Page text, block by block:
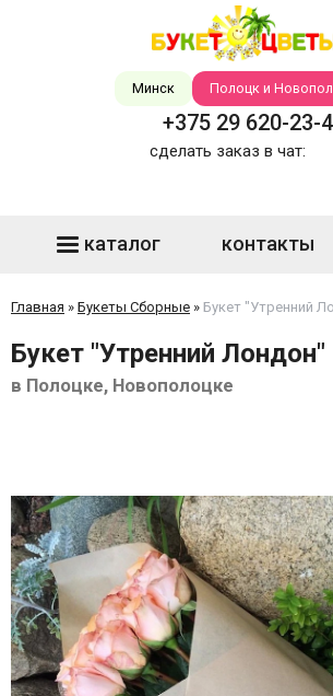
Минск Полоцк и
+375 29 620-23-
сделать заказ в чат:
каталог контакты
Главная » Букеты Сборные » Букет "Утренний
Букет "Утренний Лондон"
в Полоцке, Новополоцке